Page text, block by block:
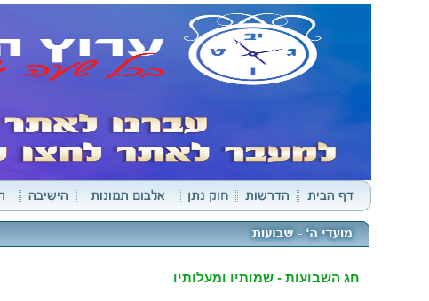
חג השבועות - שמותיו ומעלותיו